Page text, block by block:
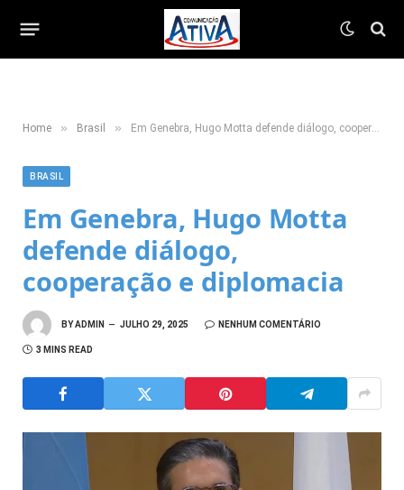
Home » Brasil » Em Genebra, Hugo Motta defende diálogo, cooperação e diplomacia
BRASIL
Em Genebra, Hugo Motta
defende diálogo,
cooperação e diplomacia
BYADMIN JULHO 29, 2025 NENHUM COMENTÁRIO
3 MINS READ